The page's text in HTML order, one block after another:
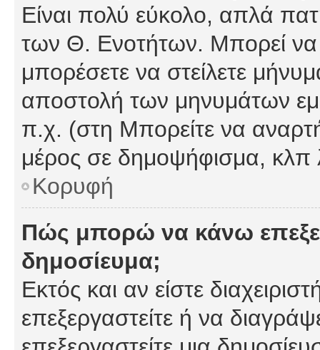
Είναι πολύ εύκολο, απλά
των Θ. Ενοτήτων. Μπορεί να
μπορέσετε να στείλετε
αποστολή των μηνυμάτων
π.χ. (στη Μπορείτε να
μέρος σε δημοψήφισμα, κλπ
Κορυφή
Πώς μπορώ να κάνω
δημοσίευμα;
Εκτός και αν είστε
επεξεργαστείτε ή να